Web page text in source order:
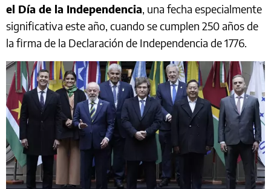
el Día de la Independencia, una fecha especialmente
significativa este año, cuando se cumplen 250 años de
la firma de la Declaración de Independencia de 1776.